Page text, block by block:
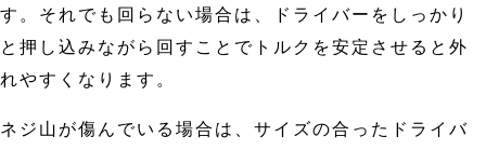
す。それでも回らない場合は、ドライバーをしっかり
と押し込みながら回すことでトルクを安定させると外
れやすくなります。
ネジ山が傷んでいる場合は、サイズの合ったドライバ